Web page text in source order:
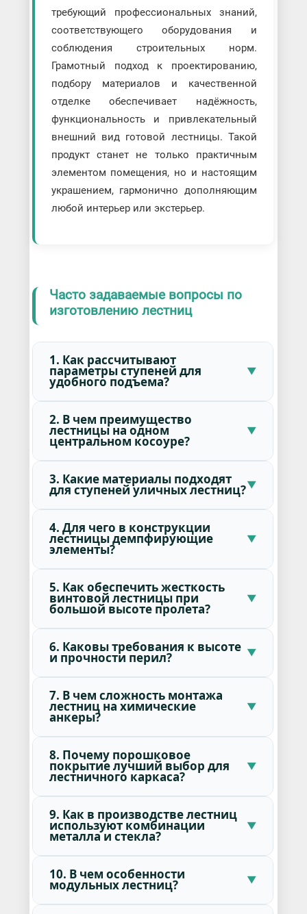
требующий профессиональных знаний,
соответствующего оборудования и
соблюдения строительных норм.
Грамотный подход к проектированию,
подбору материалов и качественной
отделке обеспечивает надёжность,
функциональность и привлекательный
внешний вид готовой лестницы. Такой
продукт станет не только практичным
элементом помещения, но и настоящим
украшением, гармонично дополняющим
любой интерьер или экстерьер.
Часто задаваемые вопросы по
изготовлению лестниц
1. Как рассчитывают
параметры ступеней для
удобного подъема?
2. В чем преимущество
лестницы на одном
центральном косоуре?
3. Какие материалы подходят
для ступеней уличных лестниц?
4. Для чего в конструкции
лестницы демпфирующие
элементы?
5. Как обеспечить жесткость
винтовой лестницы при
большой высоте пролета?
6. Каковы требования к высоте
и прочности перил?
7. В чем сложность монтажа
лестниц на химические
анкеры?
8. Почему порошковое
покрытие лучший выбор для
лестничного каркаса?
9. Как в производстве лестниц
используют комбинации
металла и стекла?
10. В чем особенности
модульных лестниц?